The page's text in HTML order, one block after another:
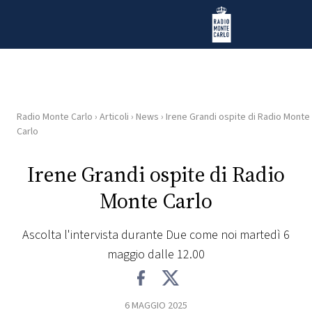
Radio Monte Carlo
HOME
RADIO
Radio Monte Carlo › Articoli › News › Irene Grandi ospite di Radio Monte
Carlo
Irene Grandi ospite di Radio
Monte Carlo
Ascolta l'intervista durante Due come noi martedì 6
maggio dalle 12.00
6 MAGGIO 2025